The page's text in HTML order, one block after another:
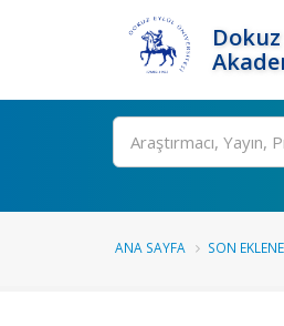
Ara
ANA SAYFA SON